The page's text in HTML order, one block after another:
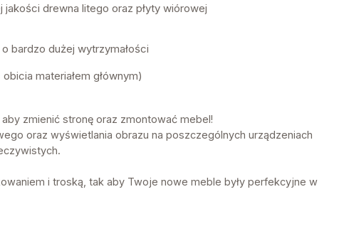
drewna litego oraz płyty wiórowej
bardzo dużej wytrzymałości
materiałem głównym)
zmienić stronę oraz zmontować mebel!
oraz wyświetlania obrazu na poszczególnych urządzeniach
i troską, tak aby Twoje nowe meble były perfekcyjne w